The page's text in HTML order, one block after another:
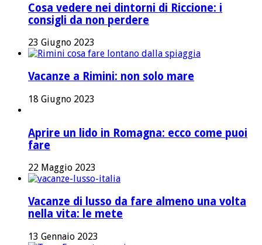
Cosa vedere nei dintorni di Riccione: i
consigli da non perdere
23 Giugno 2023
Vacanze a Rimini: non solo mare
18 Giugno 2023
Aprire un lido in Romagna: ecco come puoi
fare
22 Maggio 2023
Vacanze di lusso da fare almeno una volta
nella vita: le mete
13 Gennaio 2023